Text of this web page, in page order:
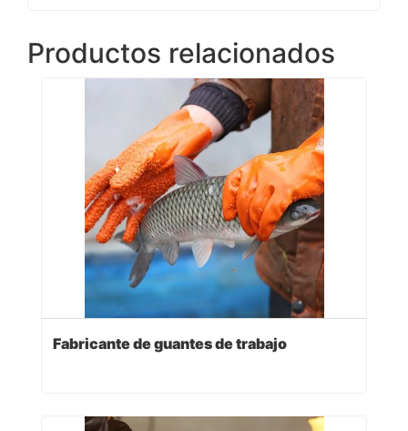
Productos relacionados
Fabricante de guantes de trabajo